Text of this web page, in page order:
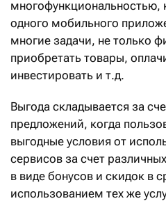
многофункциональностью,
одного мобильного
многие задачи, не только
приобретать товары,
инвестировать и т.д.
Выгода складывается за
предложений, когда
выгодные условия от
сервисов за счет
в виде бонусов и скидок в
использованием тех же